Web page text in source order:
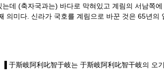
데 (축자국과는) 바다로 막혀있고 계림의 서남쪽
미다. 신라가 국호를 계림으로 바꾼 것은 65년의
于斯岐阿利叱智于岐는 于斯岐阿利叱智干岐의 오